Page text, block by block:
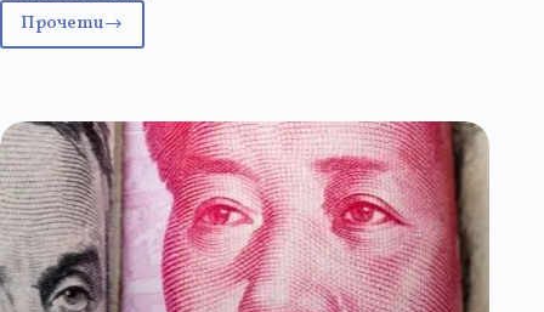
ПрочетиБумърите